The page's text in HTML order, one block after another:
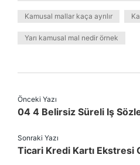
Kamusal mallar kaça ayrılır
Yarı kamusal mal nedir örnek
Önceki Yazı
04 4 Belirsiz Süreli Iş
Sonraki Yazı
Ticari Kredi Kartı Ekstresi